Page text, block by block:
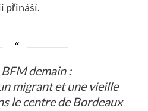
přináší.
demain :
migrant et une vieille
le centre de Bordeaux